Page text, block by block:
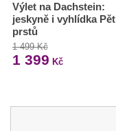
Výlet na Dachstein:
jeskyně i vyhlídka Pět
prstů
1 499 Kč
1 399 Kč